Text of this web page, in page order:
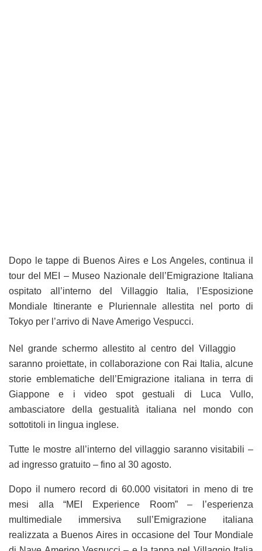
Dopo le tappe di Buenos Aires e Los Angeles, continua il
tour del MEI – Museo Nazionale dell’Emigrazione Italiana
ospitato all’interno del Villaggio Italia, l’Esposizione
Mondiale Itinerante e Pluriennale allestita nel porto di
Tokyo per l’arrivo di Nave Amerigo Vespucci.
Nel grande schermo allestito al centro del Villaggio
saranno proiettate, in collaborazione con Rai Italia, alcune
storie emblematiche dell’Emigrazione italiana in terra di
Giappone e i video spot gestuali di Luca Vullo,
ambasciatore della gestualità italiana nel mondo con
sottotitoli in lingua inglese.
Tutte le mostre all’interno del villaggio saranno visitabili –
ad ingresso gratuito – fino al 30 agosto.
Dopo il numero record di 60.000 visitatori in meno di tre
mesi alla “MEI Experience Room” – l’esperienza
multimediale immersiva sull’Emigrazione italiana
realizzata a Buenos Aires in occasione del Tour Mondiale